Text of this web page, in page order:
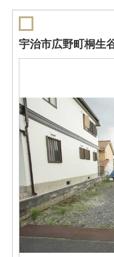
宇治市広野町桐生